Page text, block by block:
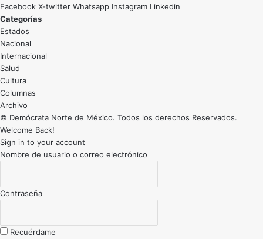
Facebook X-twitter Whatsapp Instagram Linkedin
Categorías
Estados
Nacional
Internacional
Salud
Cultura
Archivo
© Demócrata Norte de México. Todos los derechos Reservados.
Welcome Back!
Sign in to your account
Nombre de usuario o correo electrónico
Contraseña
Recuérdame